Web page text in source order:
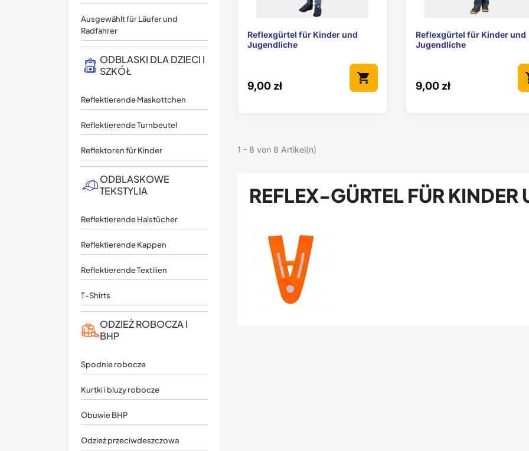
Ausgewählt für Läufer und
Radfahrer
ODBLASKI DLA DZIECI I
SZKÓŁ
Reflektierende Maskottchen
Reflektierende Turnbeutel
Reflektoren für Kinder
ODBLASKOWE
TEKSTYLIA
Reflektierende Halstücher
Reflektierende Kappen
Reflektierende Textilien
T-Shirts
ODZIEŻ ROBOCZA I
BHP
Spodnie robocze
Kurtki i bluzy robocze
Obuwie BHP
Odzież przeciwdeszczowa
Vorschau
Reflexgürtel für Kinder und
Jugendliche
9,00 zł
shopping_cart
Vorschau
Reflexgürtel für Kinder und
Jugendliche
9,00 zł
1 - 8 von 8 Artikel(n)
REFLEX-GÜRTEL FÜR KINDER